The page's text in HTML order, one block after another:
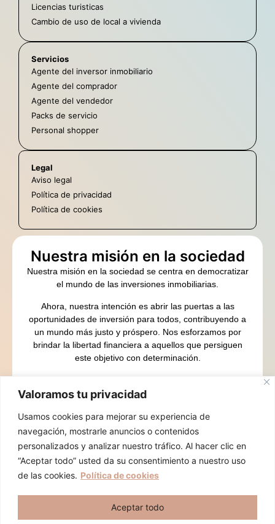
Valoramos tu privacidad
Usamos cookies para mejorar su experiencia de
navegación, mostrarle anuncios o contenidos
personalizados y analizar nuestro tráfico. Al hacer clic en
“Aceptar todo” usted da su consentimiento a nuestro uso
de las cookies. Política de cookies
Aceptar todo
Licencias turisticas
Cambio de uso de local a vivienda
Servicios
Agente del inversor inmobiliario
Agente del comprador
Agente del vendedor
Packs de servicio
Personal shopper
Legal
Aviso legal
Política de privacidad
Política de cookies
Nuestra misión en la sociedad
Nuestra misión en la sociedad se centra en democratizar
el mundo de las inversiones inmobiliarias.
Ahora, nuestra intención es abrir las puertas a las
oportunidades de inversión para todos, contribuyendo a
un mundo más justo y próspero. Nos esforzamos por
brindar la libertad financiera a aquellos que persiguen
este objetivo con determinación.
abundancia.
Contacto
Calle Ferraz 2, 2º izda (CASA GALLARDO) Esquina
con Plaza España. 28008 MADRID
Calle Real 3, Torrejón de la Calzada 28991 MADRID
del Monte MADRID
Hola, soy Cristina y me gustaría
forma exponencial.